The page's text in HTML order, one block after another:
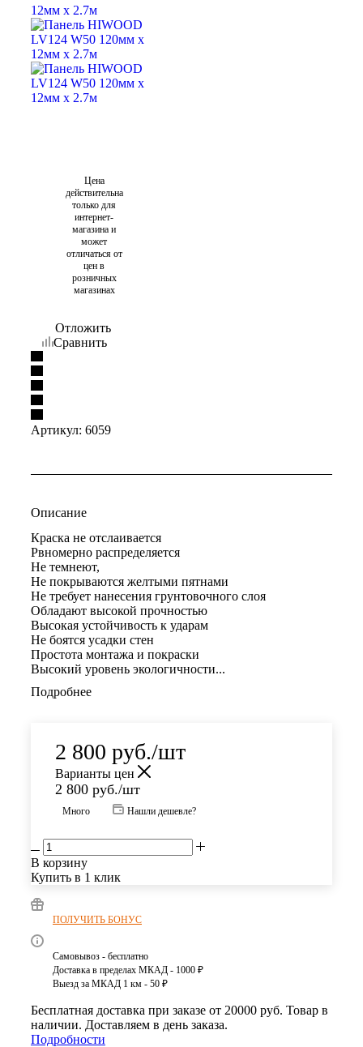
Цена
действительна
только для
интернет-
магазина и
может
отличаться от
цен в
розничных
магазинах
Отложить
Сравнить
Артикул: 6059
Описание
Краска не отслаивается
Рвномерно распределяется
Не темнеют,
Не покрываются желтыми пятнами
Не требует нанесения грунтовочного слоя
Обладают высокой прочностью
Высокая устойчивость к ударам
Не боятся усадки стен
Простота монтажа и покраски
Высокий уровень экологичности...
Подробнее
2 800 руб./шт
Варианты цен
2 800 руб./шт
Много Нашли дешевле?
В корзину
Купить в 1 клик
ПОЛУЧИТЬ БОНУС
Самовывоз - бесплатно
Доставка в пределах МКАД - 1000 ₽
Выезд за МКАД 1 км - 50 ₽
Бесплатная доставка при заказе от 20000 руб. Товар в
наличии. Доставляем в день заказа.
Подробности